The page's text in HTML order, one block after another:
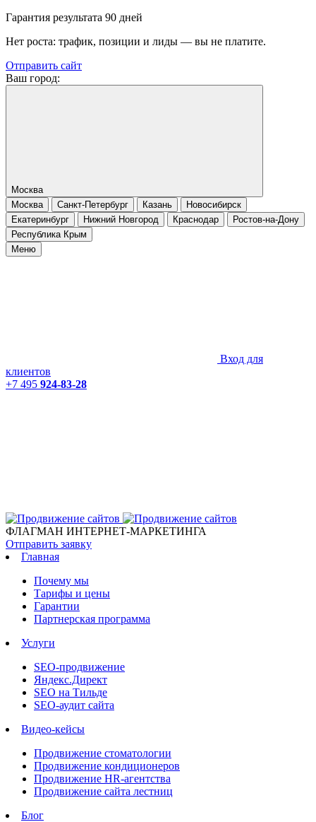
Гарантия результата 90 дней
Нет роста: трафик, позиции и лиды — вы не платите.
Отправить сайт
Ваш город:
Москва
Москва
Санкт-Петербург Казань
Новосибирск
Екатеринбург
Нижний Новгород Краснодар
Ростов-на-Дону
Республика Крым
Меню
Вход для
клиентов
+7 495 924-83-28
ФЛАГМАН ИНТЕРНЕТ-МАРКЕТИНГА
Отправить заявку
Главная
Почему мы
Тарифы и цены
Гарантии
Партнерская программа
Услуги
SEO-продвижение
Яндекс.Директ
SEO на Тильде
SEO-аудит сайта
Видео-кейсы
Продвижение стоматологии
Продвижение кондиционеров
Продвижение HR-агентства
Продвижение сайта лестниц
Блог